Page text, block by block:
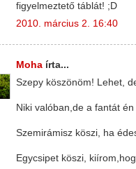
figyelmeztető táblát! ;D
2010. március 2. 16:40
Moha írta...
Szepy köszönöm! Lehet,
Niki valóban,de a fantát
Szemirámisz köszi, ha
Egycsipet köszi,